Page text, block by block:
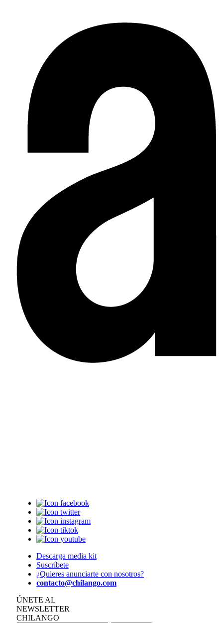
Descarga media kit
Suscríbete
¿Quieres anunciarte con nosotros?
contacto@chilango.com
ÚNETE AL
NEWSLETTER
CHILANGO